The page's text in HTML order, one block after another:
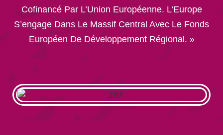
Cofinancé Par L’Union Européenne. L’Europe
S’engage Dans Le Massif Central Avec Le Fonds
Européen De Développement Régional. »